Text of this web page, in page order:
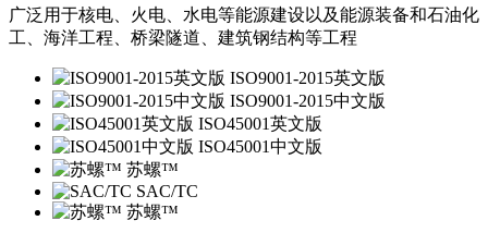
广泛用于核电、火电、水电等能源建设以及能源装备和石油化
工、海洋工程、桥梁隧道、建筑钢结构等工程
ISO9001-2015英文版
ISO9001-2015中文版
ISO45001英文版
ISO45001中文版
苏螺™️
SAC/TC
苏螺™️